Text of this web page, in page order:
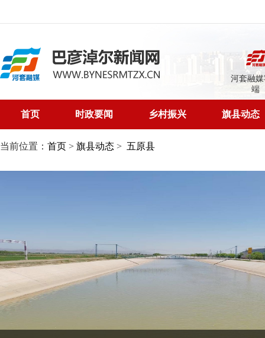
河套融
端
首页 时政要闻 乡村振兴 旗县动态
当前位置： 首页 > 旗县动态 > 五原县